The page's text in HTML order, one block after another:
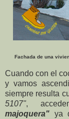
Fachada de una
Cuando con el
y vamos
siempre resulta
5107",
majoquera" ya